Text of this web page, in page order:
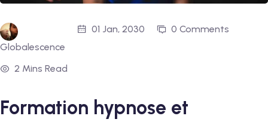
Globalescence
01 Jan, 2030 0 Comments
2 Mins Read
Formation hypnose et